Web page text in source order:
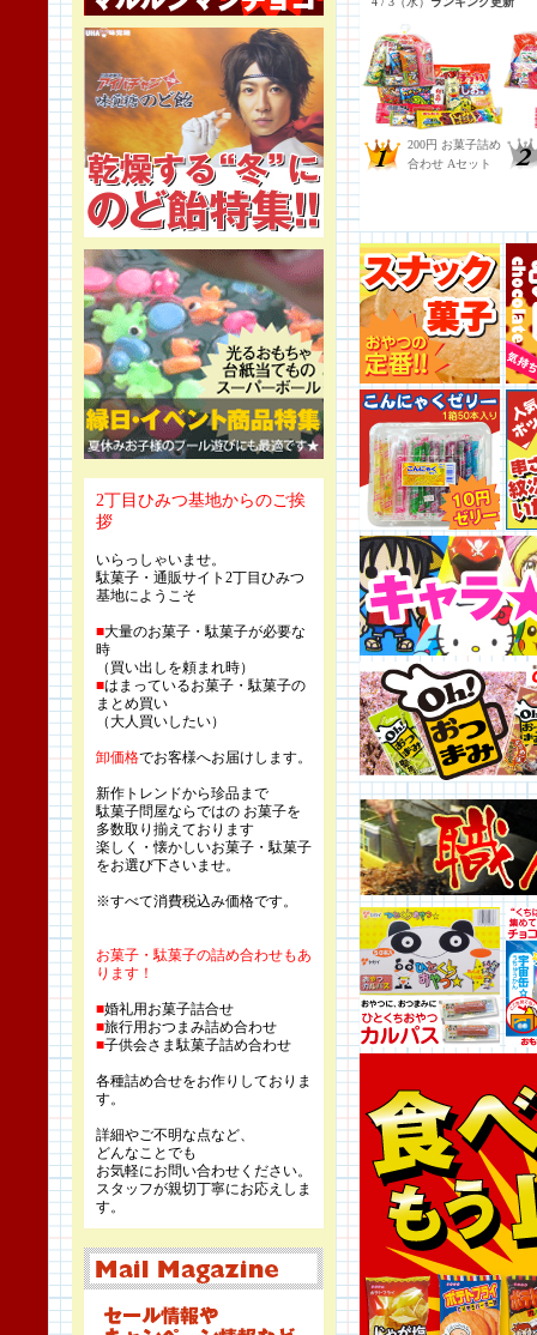
2丁目ひみつ基地からのご挨
拶
いらっしゃいませ。
駄菓子・通販サイト2丁目ひみつ
基地にようこそ
■大量のお菓子・駄菓子が必要な
時
（買い出しを頼まれ時）
■はまっているお菓子・駄菓子の
まとめ買い
（大人買いしたい）
卸価格でお客様へお届けします。
新作トレンドから珍品まで
駄菓子問屋ならではの お菓子を
多数取り揃えております
楽しく・懐かしいお菓子・駄菓子
をお選び下さいませ。
※すべて消費税込み価格です。
お菓子・駄菓子の詰め合わせもあ
ります！
■婚礼用お菓子詰合せ
■旅行用おつまみ詰め合わせ
■子供会さま駄菓子詰め合わせ
各種詰め合せをお作りしておりま
す。
詳細やご不明な点など、
どんなことでも
お気軽にお問い合わせください。
スタッフが親切丁寧にお応えしま
す。